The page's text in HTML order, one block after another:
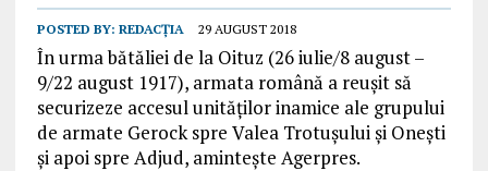
POSTED BY: REDACȚIA 29 AUGUST 2018
În urma bătăliei de la Oituz (26 iulie/8 august –
9/22 august 1917), armata română a reușit să
securizeze accesul unităților inamice ale grupului
de armate Gerock spre Valea Trotușului și Onești
și apoi spre Adjud, aminteşte Agerpres.